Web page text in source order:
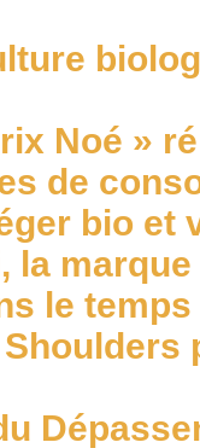
Noé »
de
bio et
la
le temps
Shoulders